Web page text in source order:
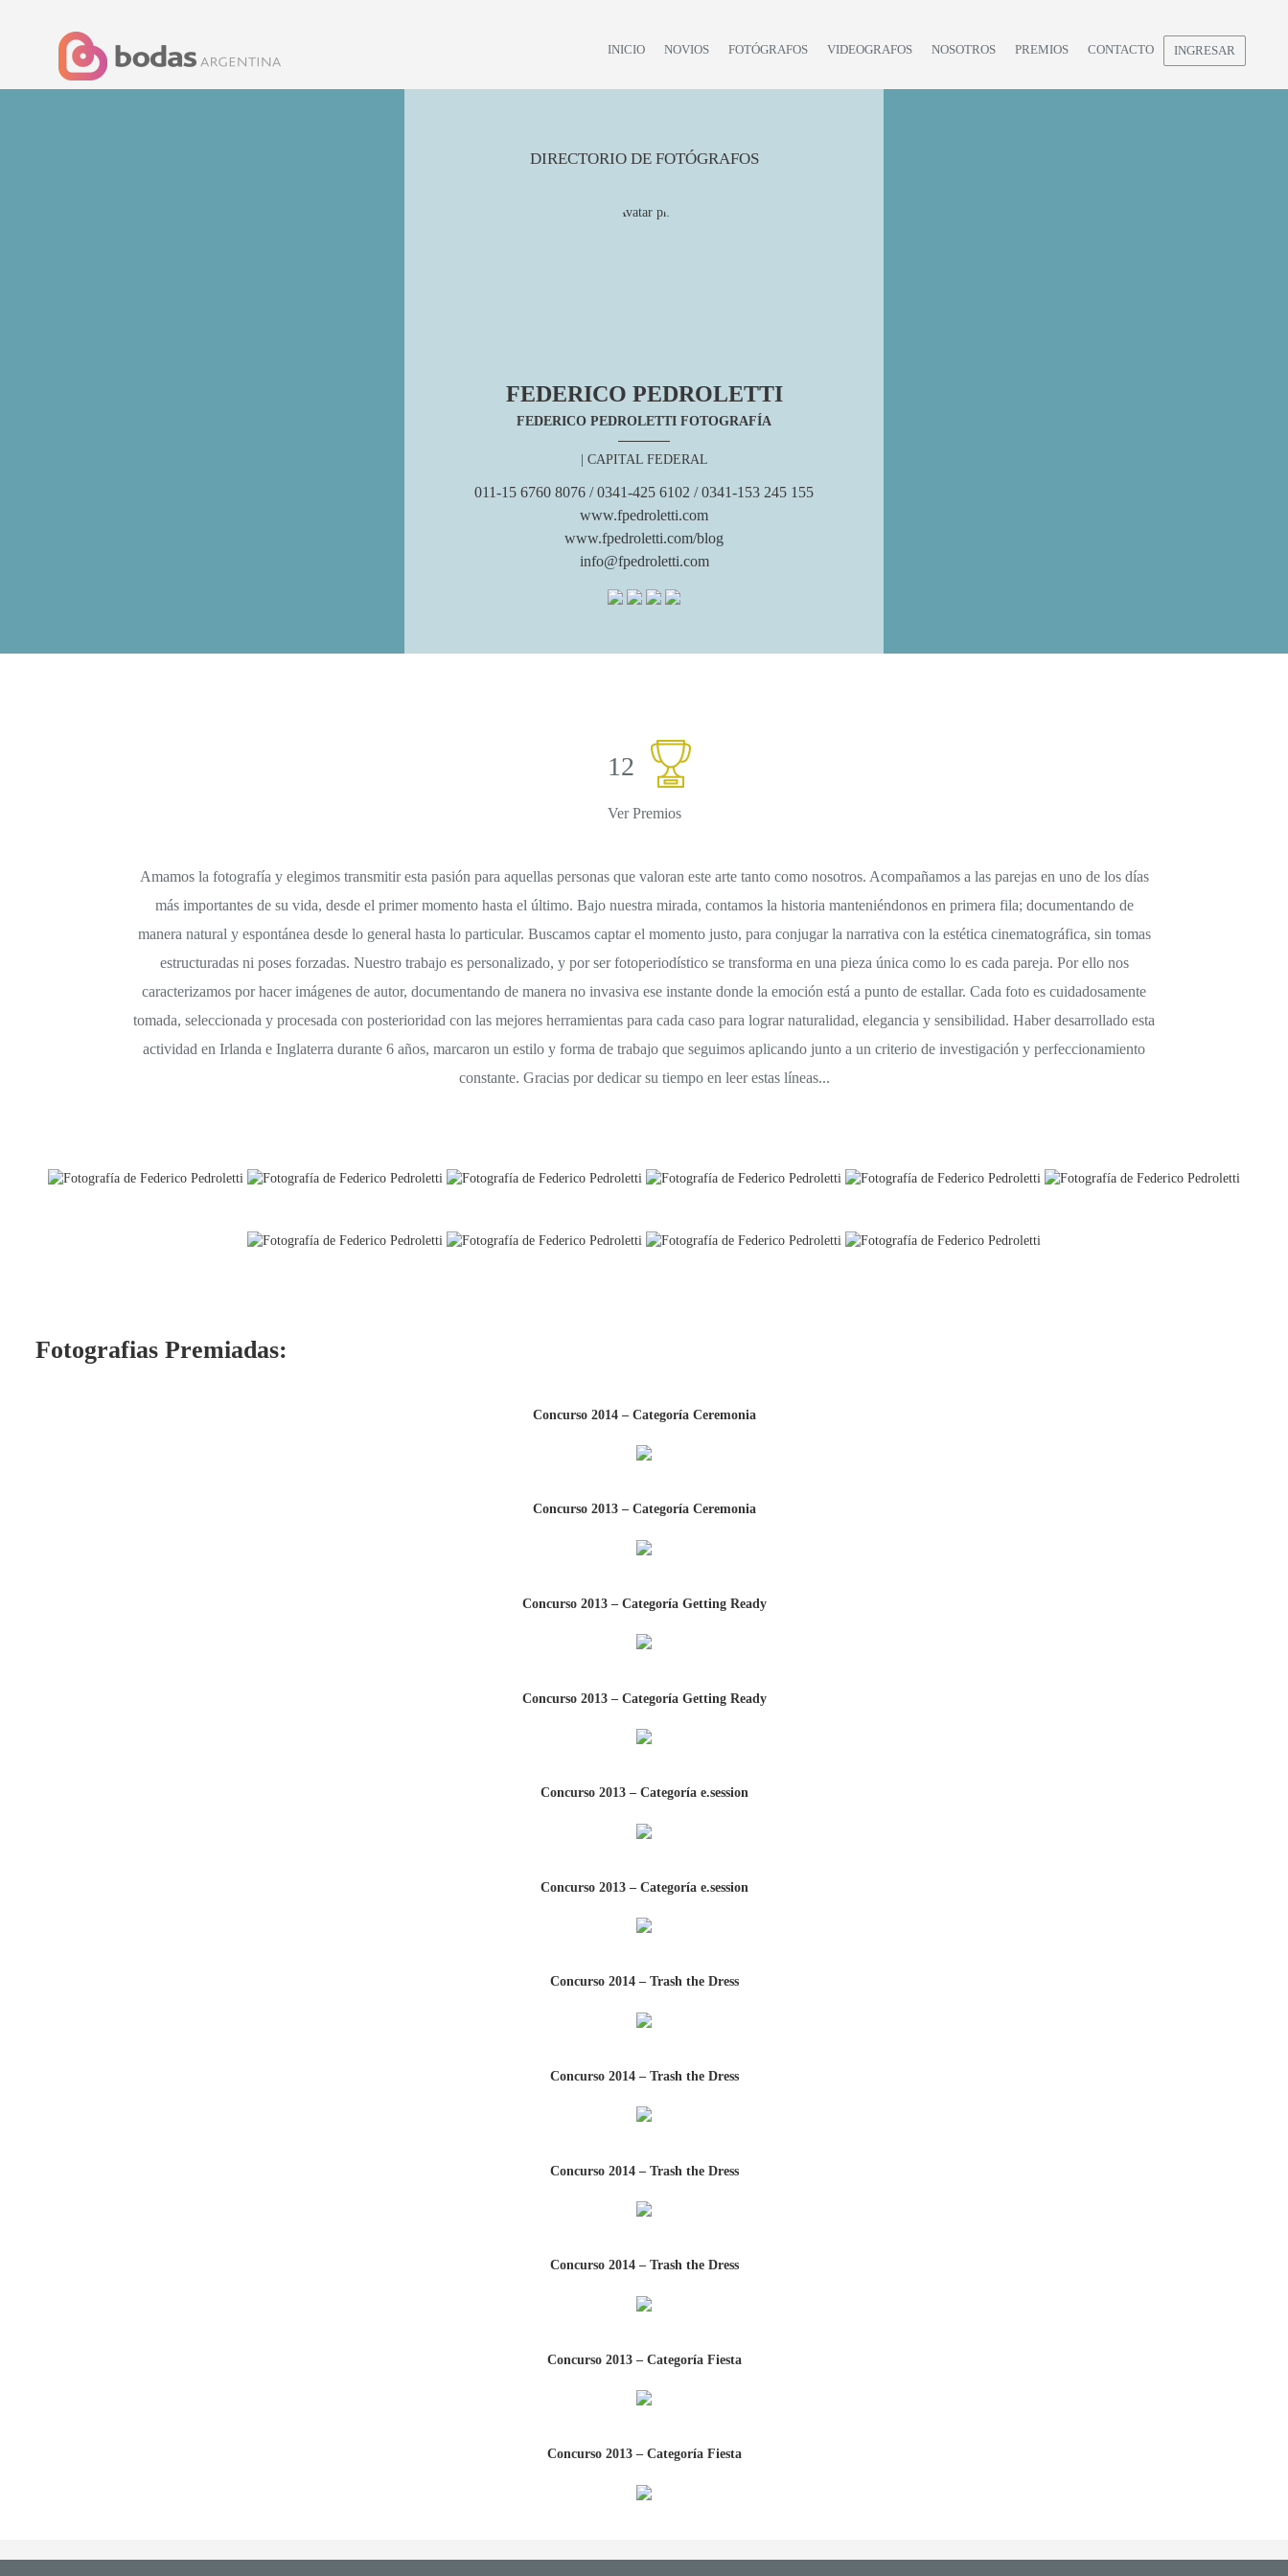
INICIO NOVIOS FOTÓGRAFOS VIDEOGRAFOS NOSOTROS PREMIOS CONTACTO INGRESAR
DIRECTORIO DE FOTÓGRAFOS
FEDERICO PEDROLETTI
FEDERICO PEDROLETTI FOTOGRAFÍA
| CAPITAL FEDERAL
011-15 6760 8076 / 0341-425 6102 / 0341-153 245 155
www.fpedroletti.com
www.fpedroletti.com/blog
info@fpedroletti.com
12
Ver Premios
Amamos la fotografía y elegimos transmitir esta pasión para aquellas personas que valoran este arte tanto como nosotros. Acompañamos a las parejas en uno de los días
más importantes de su vida, desde el primer momento hasta el último. Bajo nuestra mirada, contamos la historia manteniéndonos en primera fila; documentando de
manera natural y espontánea desde lo general hasta lo particular. Buscamos captar el momento justo, para conjugar la narrativa con la estética cinematográfica, sin tomas
estructuradas ni poses forzadas. Nuestro trabajo es personalizado, y por ser fotoperiodístico se transforma en una pieza única como lo es cada pareja. Por ello nos
caracterizamos por hacer imágenes de autor, documentando de manera no invasiva ese instante donde la emoción está a punto de estallar. Cada foto es cuidadosamente
tomada, seleccionada y procesada con posterioridad con las mejores herramientas para cada caso para lograr naturalidad, elegancia y sensibilidad. Haber desarrollado esta
actividad en Irlanda e Inglaterra durante 6 años, marcaron un estilo y forma de trabajo que seguimos aplicando junto a un criterio de investigación y perfeccionamiento
constante. Gracias por dedicar su tiempo en leer estas líneas...
Fotografias Premiadas:
Concurso 2014 – Categoría Ceremonia
Concurso 2013 – Categoría Ceremonia
Concurso 2013 – Categoría Getting Ready
Concurso 2013 – Categoría Getting Ready
Concurso 2013 – Categoría e.session
Concurso 2013 – Categoría e.session
Concurso 2014 – Trash the Dress
Concurso 2014 – Trash the Dress
Concurso 2014 – Trash the Dress
Concurso 2014 – Trash the Dress
Concurso 2013 – Categoría Fiesta
Concurso 2013 – Categoría Fiesta